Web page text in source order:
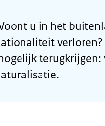
u in het
terugkrijgen: